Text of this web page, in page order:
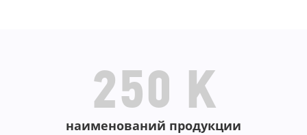
250 K
наименований продукции